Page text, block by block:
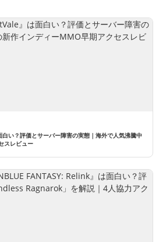
白い？評価とサーバー障害の実態｜海外で人気沸騰中
スレビュー